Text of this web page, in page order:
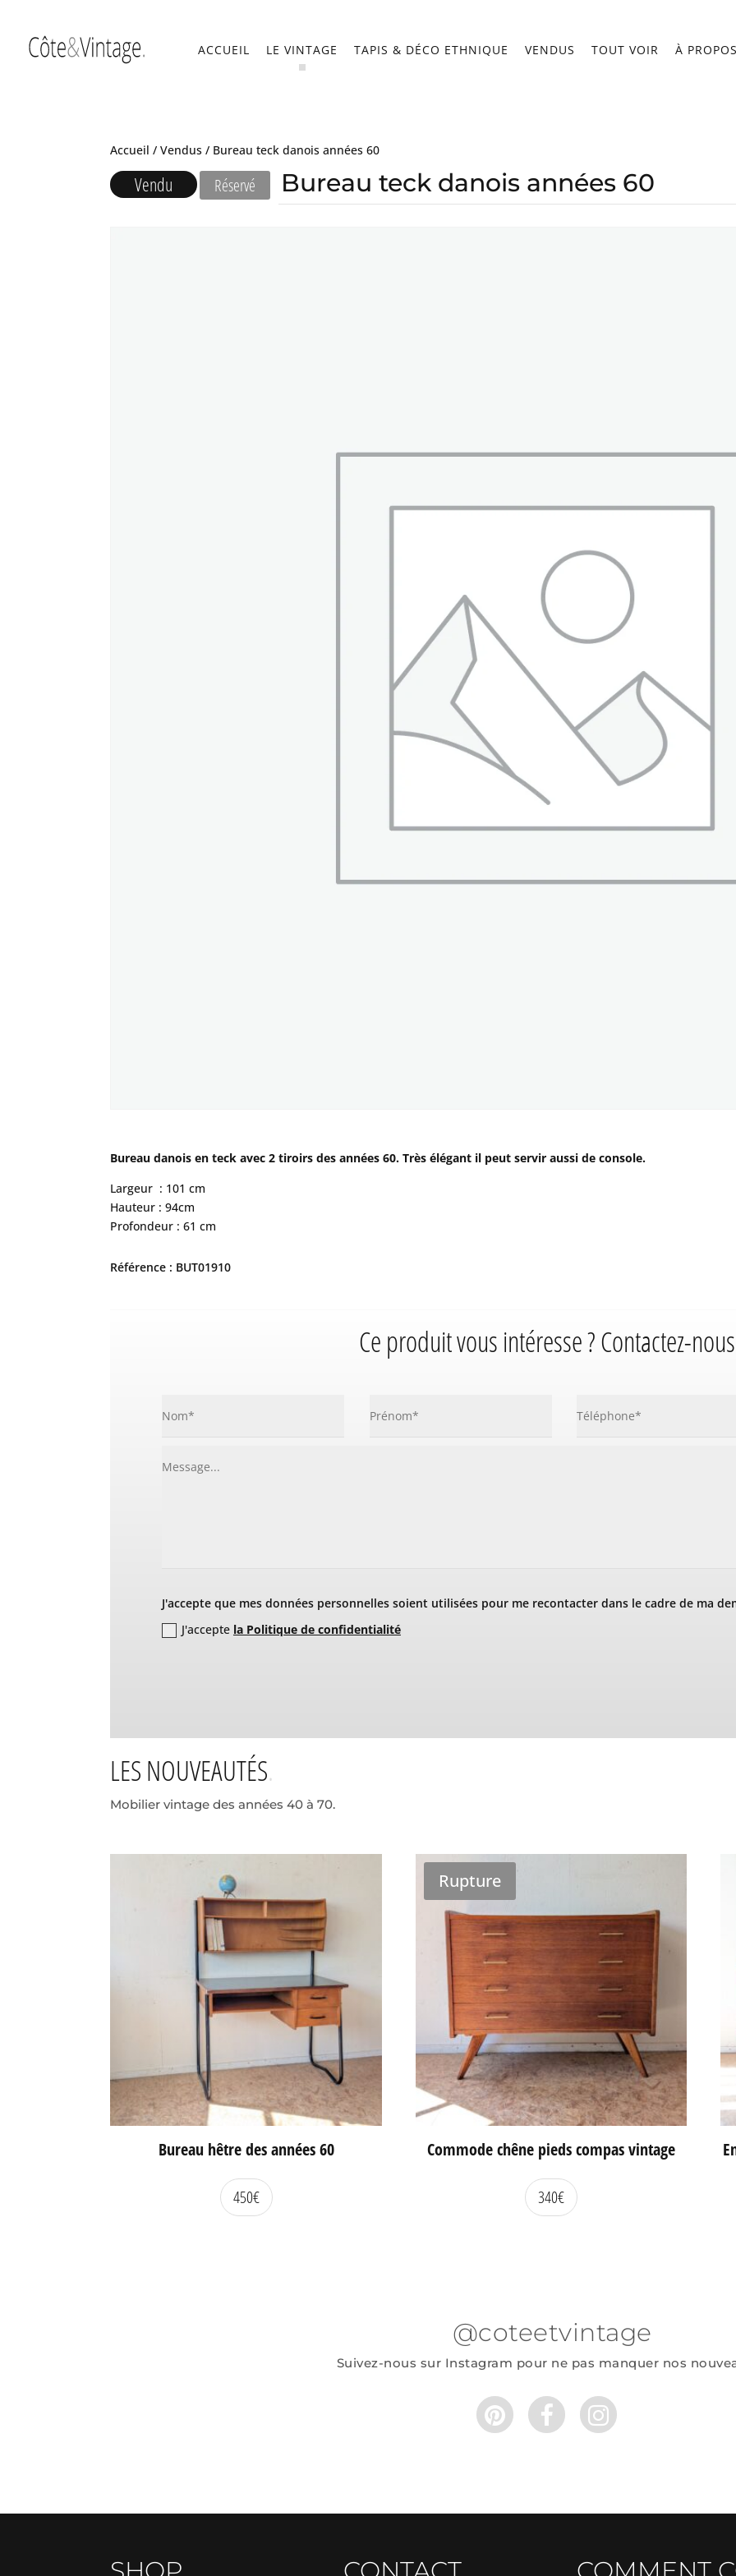
ACCUEIL LE VINTAGE TAPIS & DÉCO ETHNIQUE VENDUS TOUT VOIR À
Accueil /Vendus / Bureau teck danois années 60
Vendu Réservé Bureau teck danois années 60
Bureau danois en teck avec 2 tiroirs des années 60. Très élégant il peut servir aussi de console.
Largeur : 101 cm
Hauteur : 94cm
Profondeur : 61 cm
Référence : BUT01910
Ce produit vous intéresse ? Contactez-
J'accepte que mes données personnelles soient utilisées pour me recontacter dans le cadre de ma
J'accepte la Politique de confidentialité
LES NOUVEAUTÉS
Mobilier vintage des années 40 à 70.
Bureau hêtre des années 60
450€
Rupture
Commode chêne pieds compas vintage
340€
@coteetvintage
Suivez-nous sur Instagram pour ne pas manquer nos